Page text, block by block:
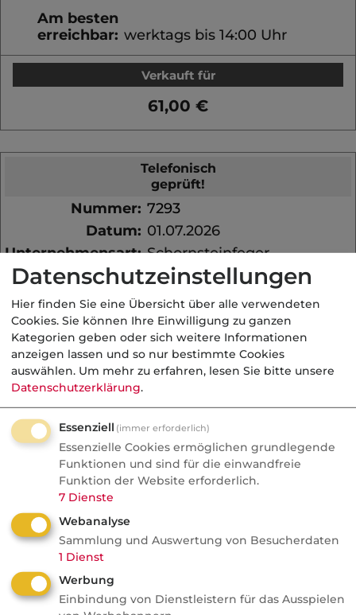
Am besten
erreichbar: werktags bis 14:00 Uhr
Verkauft für
61,00 €
Telefonisch
geprüft!
Nummer: 7293
Datum: 01.07.2026
Unternehmensart: Schornsteinfeger
Sparte(n): Betriebshaftpflichtvers.,
Berufsunfähigkeitsvers.
PLZ-Bereich: 656XX
Ergänzende
Hinweise:
Eingeführter
Schornsteinfegermeister mit
eigenem Kehrbezirk sucht
Alternative zum bestehenden
Versicherungsschutz.
Ansprechpartner ist der
Vater.
Am besten
erreichbar:
Werktags zu normalen
Verkauft für
Datenschutzeinstellungen
Hier finden Sie eine Übersicht über alle verwendeten
Cookies. Sie können Ihre Einwilligung zu ganzen
Kategorien geben oder sich weitere Informationen
anzeigen lassen und so nur bestimmte Cookies
auswählen. Um mehr zu erfahren, lesen Sie bitte unsere
Datenschutzerklärung.
Essenziell (immer erforderlich)
Essenzielle Cookies ermöglichen grundlegende
Funktionen und sind für die einwandfreie
Funktion der Website erforderlich.
7 Dienste
Webanalyse
Sammlung und Auswertung von Besucherdaten
1 Dienst
Werbung
Einbindung von Dienstleistern für das Ausspielen